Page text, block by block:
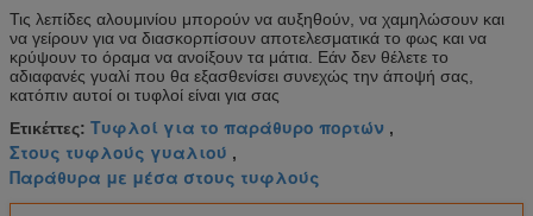
Τις λεπίδες αλουμινίου μπορούν να αυξηθούν, να χαμηλώσουν και
να γείρουν για να διασκορπίσουν αποτελεσματικά το φως και να
κρύψουν το όραμα να ανοίξουν τα μάτια. Εάν δεν θέλετε το
αδιαφανές γυαλί που θα εξασθενίσει συνεχώς την άποψή σας,
κατόπιν αυτοί οι τυφλοί είναι για σας
Ετικέττες: Τυφλοί για το παράθυρο πορτών ,
Στους τυφλούς γυαλιού ,
Παράθυρα με μέσα στους τυφλούς